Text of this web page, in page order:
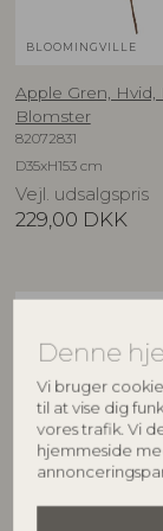
Denne
Vi bruger
til at vise dig
vores trafik. Vi
hjemmeside
BLOOMINGVILLE
Apple Gren, Hvid,
Blomster
82072831
D35xH153 cm
Vejl. udsalgspris
229,00 DKK